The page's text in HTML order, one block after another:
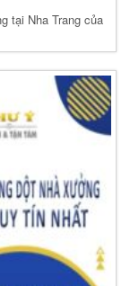
tại Nha Trang của